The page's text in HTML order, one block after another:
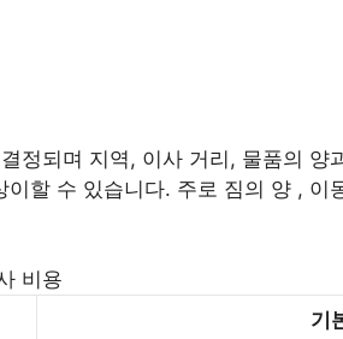
정되며 지역, 이사 거리, 물품의 양
할 수 있습니다. 주로 짐의 양 , 이
비용
기